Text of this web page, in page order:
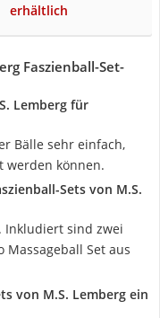
erhältlich
Faszienball-Set-
Lemberg für
Bälle sehr einfach,
werden können.
Sets von M.S.
Inkludiert sind zwei
Massageball Set aus
von M.S. Lemberg ein